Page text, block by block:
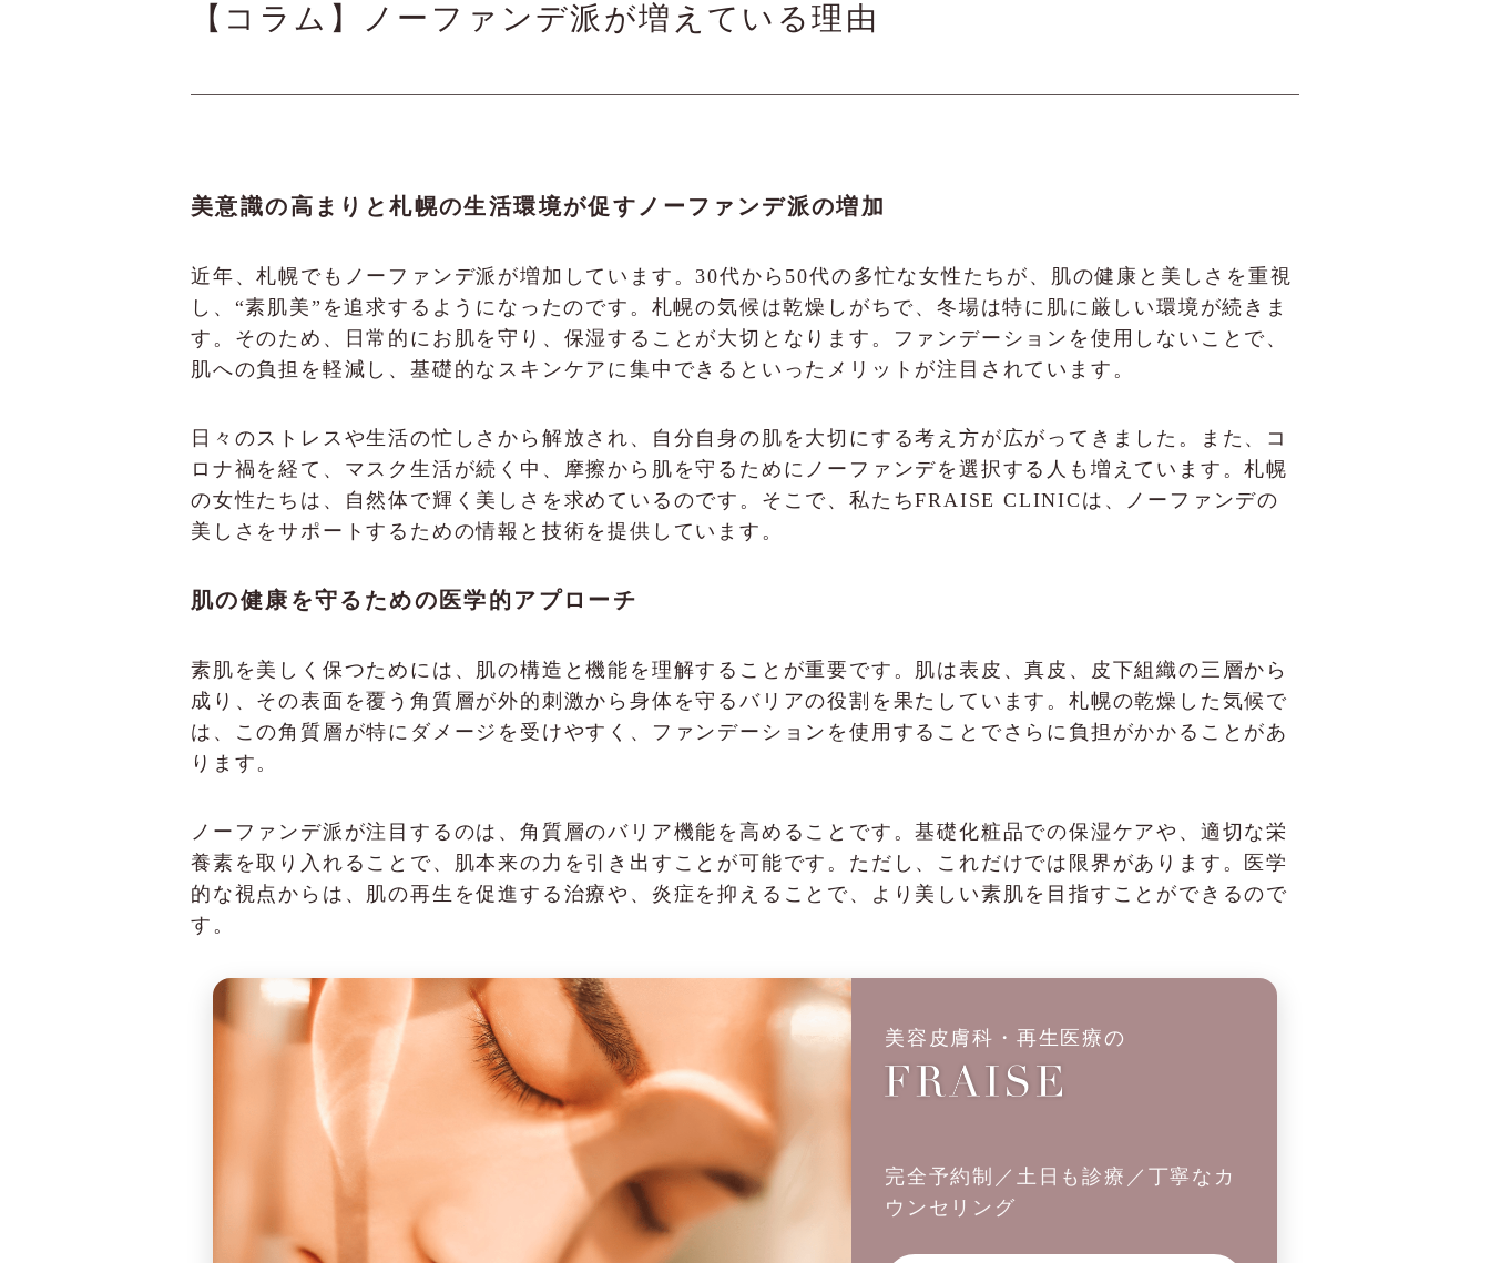
【コラム】ノーファンデ派が増えている理由
美意識の高まりと札幌の生活環境が促すノーファンデ派の増加
近年、札幌でもノーファンデ派が増加しています。30代から50代の多忙な女性たちが、肌の健康と美しさを重視
し、“素肌美”を追求するようになったのです。札幌の気候は乾燥しがちで、冬場は特に肌に厳しい環境が続きま
す。そのため、日常的にお肌を守り、保湿することが大切となります。ファンデーションを使用しないことで、
肌への負担を軽減し、基礎的なスキンケアに集中できるといったメリットが注目されています。
日々のストレスや生活の忙しさから解放され、自分自身の肌を大切にする考え方が広がってきました。また、コ
ロナ禍を経て、マスク生活が続く中、摩擦から肌を守るためにノーファンデを選択する人も増えています。札幌
の女性たちは、自然体で輝く美しさを求めているのです。そこで、私たちFRAISE CLINICは、ノーファンデの
美しさをサポートするための情報と技術を提供しています。
肌の健康を守るための医学的アプローチ
素肌を美しく保つためには、肌の構造と機能を理解することが重要です。肌は表皮、真皮、皮下組織の三層から
成り、その表面を覆う角質層が外的刺激から身体を守るバリアの役割を果たしています。札幌の乾燥した気候で
は、この角質層が特にダメージを受けやすく、ファンデーションを使用することでさらに負担がかかることがあ
ります。
ノーファンデ派が注目するのは、角質層のバリア機能を高めることです。基礎化粧品での保湿ケアや、適切な栄
養素を取り入れることで、肌本来の力を引き出すことが可能です。ただし、これだけでは限界があります。医学
的な視点からは、肌の再生を促進する治療や、炎症を抑えることで、より美しい素肌を目指すことができるので
す。
美容皮膚科・再生医療の
完全予約制／土日も診療／丁寧なカ
ウンセリング